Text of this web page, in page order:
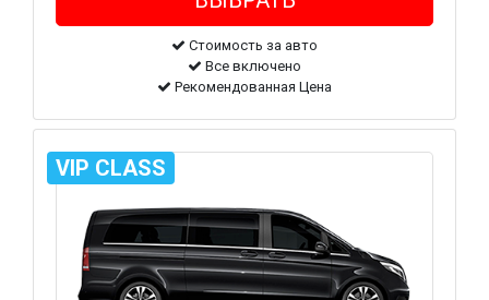
Стоимость за авто
Все включено
Рекомендованная Цена
VIP CLASS